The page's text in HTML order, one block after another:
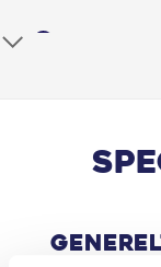
Armlæn
Automatgear